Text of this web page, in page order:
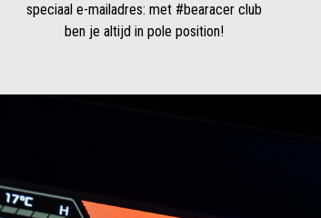
speciaal e-mailadres: met #bearacer club
ben je altijd in pole position!